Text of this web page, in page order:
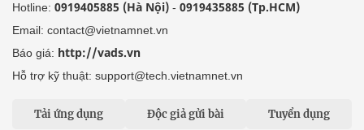
Hotline: 0919405885 (Hà Nội) - 0919435885 (Tp.HCM)
Email: contact@vietnamnet.vn
Báo giá: http://vads.vn
Hỗ trợ kỹ thuật: support@tech.vietnamnet.vn
Tải ứng dụng Độc giả gửi bài Tuyển dụng